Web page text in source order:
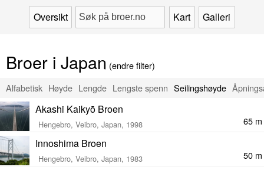
Oversikt Kart Galleri
Broer i Japan (endre filter)
Alfabetisk Høyde Lengde Lengste spenn Seilingshøyde
Akashi Kaikyō Broen
Hengebro, Veibro, Japan, 1998 65 m
Innoshima Broen
Hengebro, Veibro, Japan, 1983 50 m